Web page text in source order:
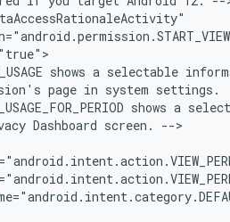
shows a selectable
page in system
shows a
Dashboard screen.